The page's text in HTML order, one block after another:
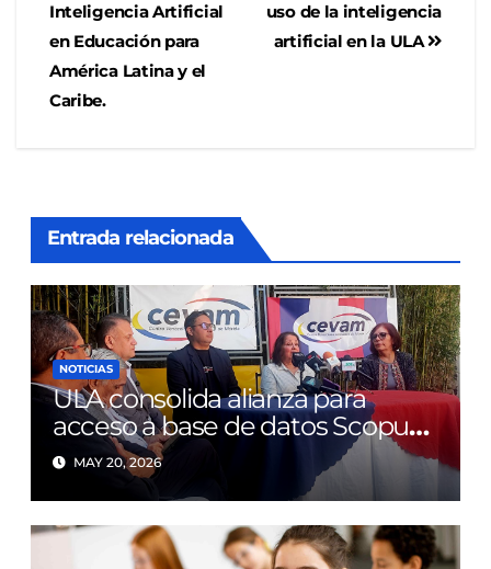
uso de la inteligencia
artificial en la ULA
Inteligencia Artificial
en Educación para
América Latina y el
Caribe.
Entrada relacionada
NOTICIAS
ULA consolida alianza para
acceso a base de datos Scopus
tras diez años de limitaciones
MAY 20, 2026